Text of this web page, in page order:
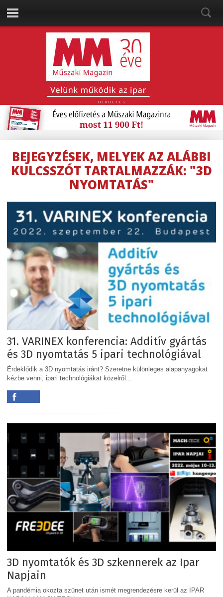
HIRDETÉS
BEJEGYZÉSEK, MELYEK AZ ALÁBBI
KULCSSZÓT TARTALMAZZÁK: "3D
NYOMTATÁS"
31. VARINEX konferencia: Additív gyártás
és 3D nyomtatás 5 ipari technológiával
Érdeklődik a 3D nyomtatás iránt? Szeretne különleges alapanyagokat
kézbe venni, ipari technológiákat közelről...
3D nyomtatók és 3D szkennerek az Ipar
Napjain
A pandémia okozta szünet után ismét megrendezésre kerül az IPAR